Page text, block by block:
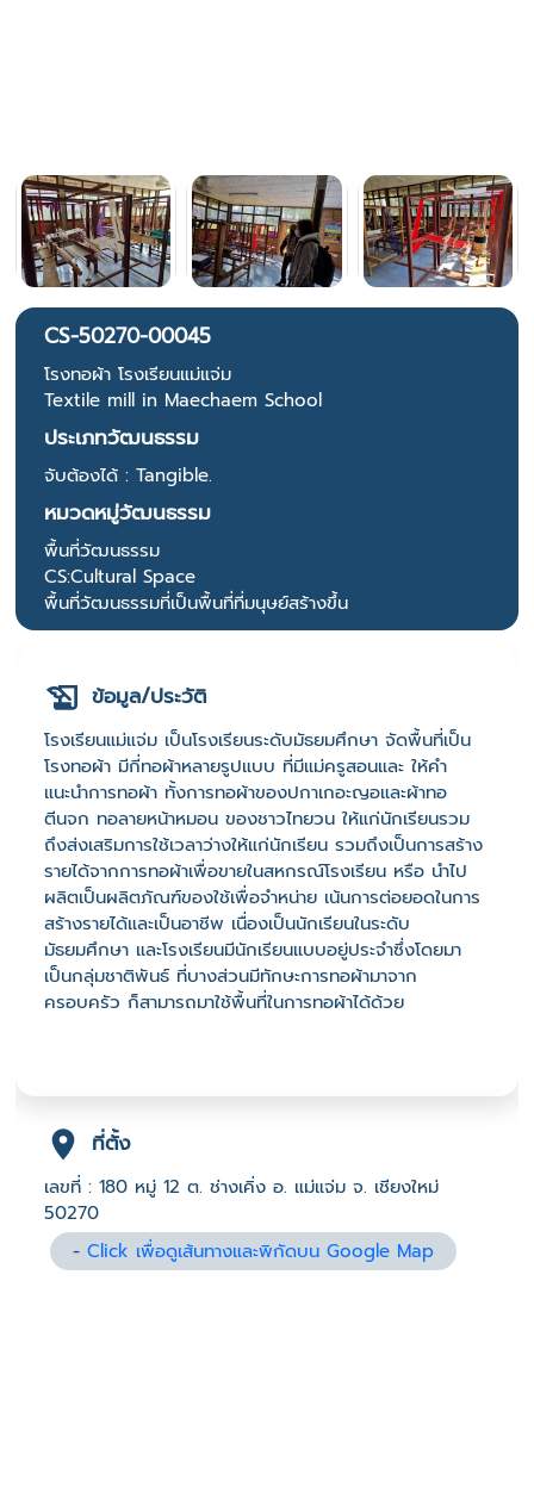
CS-50270-00045
โรงทอผ้า โรงเรียนแม่แจ่ม
Textile mill in Maechaem School
ประเภทวัฒนธรรม
จับต้องได้ : Tangible.
หมวดหมู่วัฒนธรรม
พื้นที่วัฒนธรรม
CS:Cultural Space
พื้นที่วัฒนธรรมที่เป็นพื้นที่ที่มนุษย์สร้างขึ้น
ข้อมูล/ประวัติ
โรงเรียนแม่แจ่ม เป็นโรงเรียนระดับมัธยมศึกษา จัดพื้นที่เป็น
โรงทอผ้า มีกี่ทอผ้าหลายรูปแบบ ที่มีแม่ครูสอนและ ให้คำ
แนะนำการทอผ้า ทั้งการทอผ้าของปกาเกอะญอและผ้าทอ
ตีนจก ทอลายหน้าหมอน ของชาวไทยวน ให้แก่นักเรียนรวม
ถึงส่งเสริมการใช้เวลาว่างให้แก่นักเรียน รวมถึงเป็นการสร้าง
รายได้จากการทอผ้าเพื่อขายในสหกรณ์โรงเรียน หรือ นำไป
ผลิตเป็นผลิตภัณฑ์ของใช้เพื่อจำหน่าย เน้นการต่อยอดในการ
สร้างรายได้และเป็นอาชีพ เนื่องเป็นนักเรียนในระดับ
มัธยมศึกษา และโรงเรียนมีนักเรียนแบบอยู่ประจำซึ่งโดยมา
เป็นกลุ่มชาติพันธ์ ที่บางส่วนมีทักษะการทอผ้ามาจาก
ครอบครัว ก็สามารถมาใช้พื้นที่ในการทอผ้าได้ด้วย
ที่ตั้ง
เลขที่ : 180 หมู่ 12 ต. ช่างเคิ่ง อ. แม่แจ่ม จ. เชียงใหม่
50270
-Click เพื่อดูเส้นทางและพิกัดบน Google Map